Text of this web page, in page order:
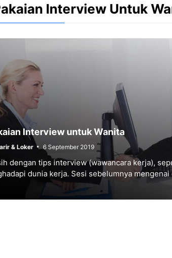
Interview Untuk
Interview untuk Wanita
& Loker 6 September 2019
dengan tips interview (wawancara kerja),
dunia kerja. Sesi sebelumnya
untuk pria. Dalam postingan ini,